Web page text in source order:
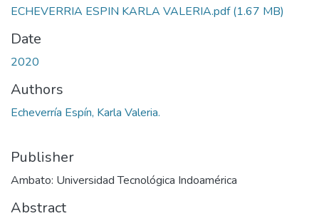
ECHEVERRIA ESPIN KARLA VALERIA.pdf(1.67 MB)
Date
2020
Authors
Echeverría Espín, Karla Valeria.
Publisher
Ambato: Universidad Tecnológica Indoamérica
Abstract